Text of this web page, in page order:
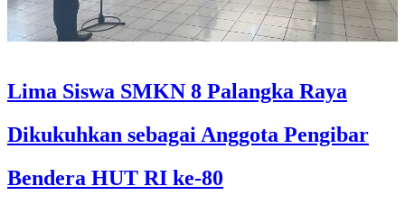
Lima Siswa SMKN 8 Palangka Raya
Dikukuhkan sebagai Anggota Pengibar
Bendera HUT RI ke-80